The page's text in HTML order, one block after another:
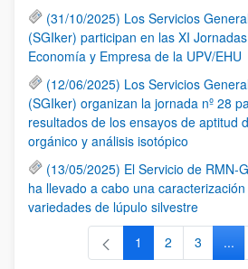
(31/10/2025) Los Servicios
(SGIker) participan en las XI
Economía y Empresa de la UPV/EHU
(12/06/2025) Los Servicios
(SGIker) organizan la jornada nº 28
resultados de los ensayos de aptitud
orgánico y análisis isotópico
(13/05/2025) El Servicio de RMN-
ha llevado a cabo una
variedades de lúpulo silvestre
Página
1 Página
2 Página
3 ...